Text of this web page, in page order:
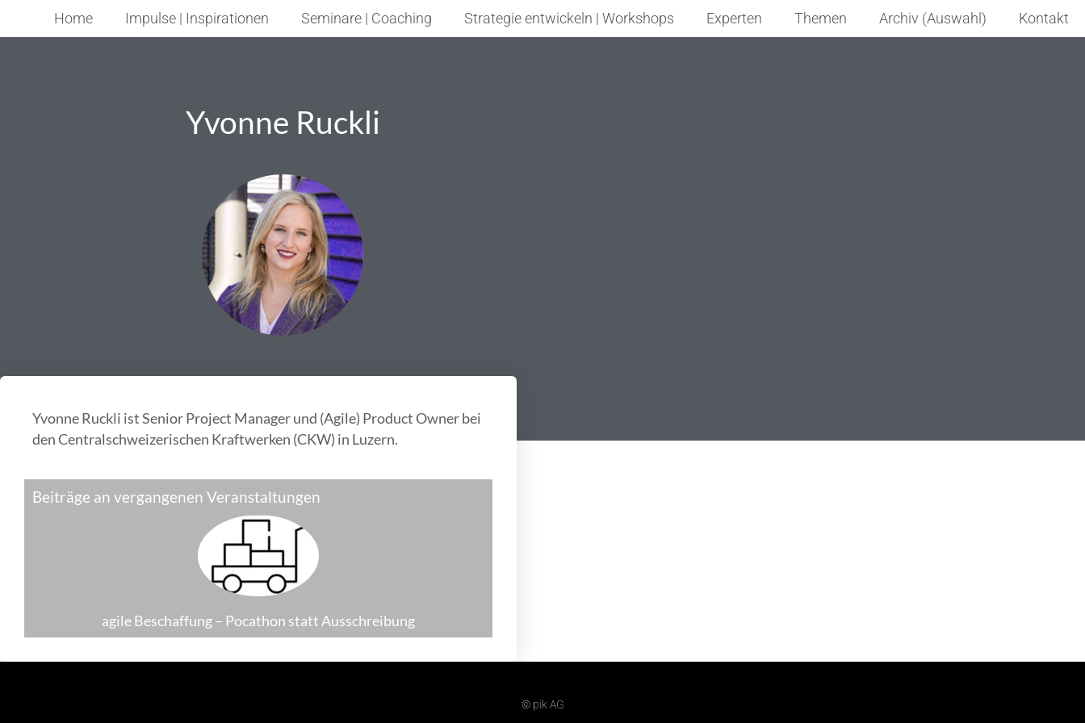
Home Impulse | Inspirationen Seminare | Coaching Strategie entwickeln | Workshops Experten Themen Archiv (Auswahl) Kontakt
Yvonne Ruckli
Yvonne Ruckli ist Senior Project Manager und (Agile) Product Owner bei
den Centralschweizerischen Kraftwerken (CKW) in Luzern.
Beiträge an vergangenen Veranstaltungen
agile Beschaffung – Pocathon statt Ausschreibung
© pik AG